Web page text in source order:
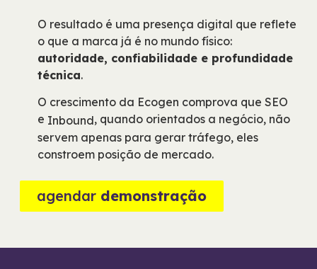
O resultado é uma presença digital que reflete
o que a marca já é no mundo físico:
autoridade, confiabilidade e profundidade
técnica.
O crescimento da Ecogen comprova que SEO
e Inbound, quando orientados a negócio, não
servem apenas para gerar tráfego, eles
constroem posição de mercado.
agendar demonstração